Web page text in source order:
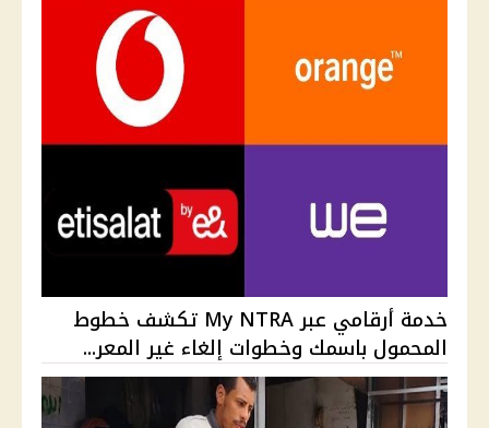
خدمة أرقامي عبر My NTRA تكشف خطوط
المحمول باسمك وخطوات إلغاء غير المعر...